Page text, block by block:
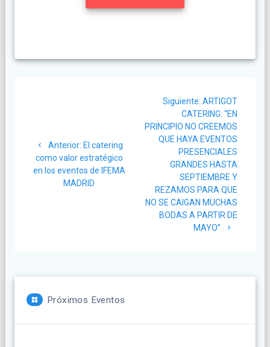
entradas
Anterior: Post
anterior:
El catering
como valor estratégico
en los eventos de IFEMA
MADRID
Siguiente: Siguiente
post:
ARTIGOT
CATERING: “EN
PRINCIPIO NO CREEMOS
QUE HAYA EVENTOS
PRESENCIALES
GRANDES HASTA
SEPTIEMBRE Y
REZAMOS PARA QUE
NO SE CAIGAN MUCHAS
BODAS A PARTIR DE
MAYO”
Próximos Eventos